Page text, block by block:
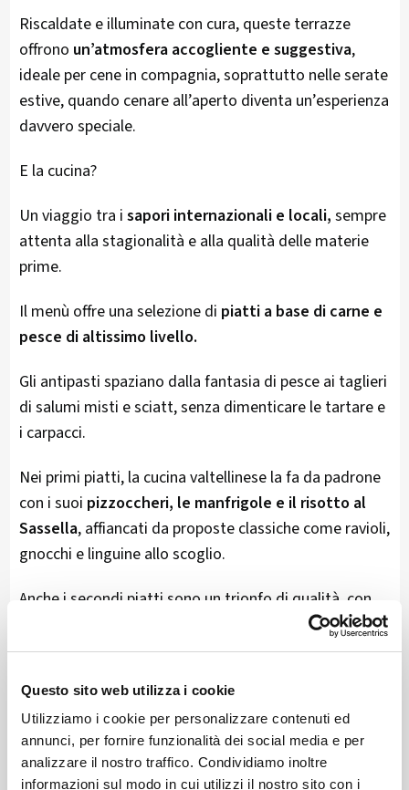
Questo sito web utilizza i cookie
Utilizziamo i cookie per personalizzare contenuti ed
annunci, per fornire funzionalità dei social media e per
analizzare il nostro traffico. Condividiamo inoltre
informazioni sul modo in cui utilizzi il nostro sito con i
Riscaldate e illuminate con cura, queste terrazze
offrono un’atmosfera accogliente e suggestiva,
ideale per cene in compagnia, soprattutto nelle serate
estive, quando cenare all’aperto diventa un’esperienza
davvero speciale.
E la cucina?
Un viaggio tra i sapori internazionali e locali, sempre
attenta alla stagionalità e alla qualità delle materie
prime.
Il menù offre una selezione di piatti a base di carne e
pesce di altissimo livello.
Gli antipasti spaziano dalla fantasia di pesce ai taglieri
di salumi misti e sciatt, senza dimenticare le tartare e
i carpacci.
Nei primi piatti, la cucina valtellinese la fa da padrone
con i suoi pizzoccheri, le manfrigole e il risotto al
Sassella, affiancati da proposte classiche come ravioli,
gnocchi e linguine allo scoglio.
Anche i secondi piatti sono un trionfo di qualità, con
tagliate, filetti, lo tzigoiner e la celebre fiorentina.
fritto misto o un branzino.
E per chi preferisce la pizza, la scelta spazia dai gusti
più tradizionali alle varianti più creative.